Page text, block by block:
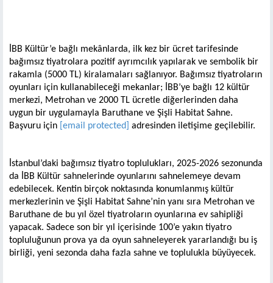
İBB Kültür’e bağlı mekânlarda, ilk kez bir ücret tarifesinde
bağımsız tiyatrolara pozitif ayrımcılık yapılarak ve sembolik bir
rakamla (5000 TL) kiralamaları sağlanıyor. Bağımsız tiyatroların
oyunları için kullanabileceği mekanlar; İBB’ye bağlı 12 kültür
merkezi, Metrohan ve 2000 TL ücretle diğerlerinden daha
uygun bir uygulamayla Baruthane ve Şişli Habitat Sahne.
Başvuru için [email protected] adresinden iletişime geçilebilir.
İstanbul’daki bağımsız tiyatro toplulukları, 2025-2026 sezonunda
da İBB Kültür sahnelerinde oyunlarını sahnelemeye devam
edebilecek. Kentin birçok noktasında konumlanmış kültür
merkezlerinin ve Şişli Habitat Sahne’nin yanı sıra Metrohan ve
Baruthane de bu yıl özel tiyatroların oyunlarına ev sahipliği
yapacak. Sadece son bir yıl içerisinde 100’e yakın tiyatro
topluluğunun prova ya da oyun sahneleyerek yararlandığı bu iş
birliği, yeni sezonda daha fazla sahne ve toplulukla büyüyecek.